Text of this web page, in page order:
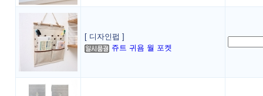
[ 디자인펍 ]
쥬트 귀욤 월 포켓